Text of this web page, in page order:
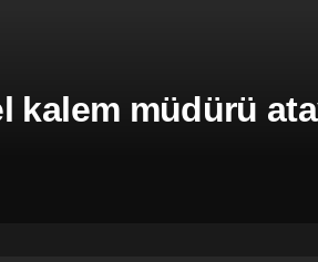
kalem müdürü